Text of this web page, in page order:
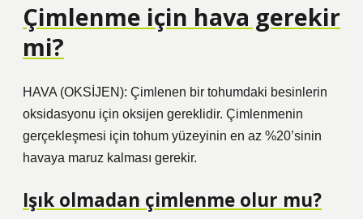
Çimlenme için hava gerekir
mi?
HAVA (OKSİJEN): Çimlenen bir tohumdaki besinlerin
oksidasyonu için oksijen gereklidir. Çimlenmenin
gerçekleşmesi için tohum yüzeyinin en az %20’sinin
havaya maruz kalması gerekir.
Işık olmadan çimlenme olur mu?